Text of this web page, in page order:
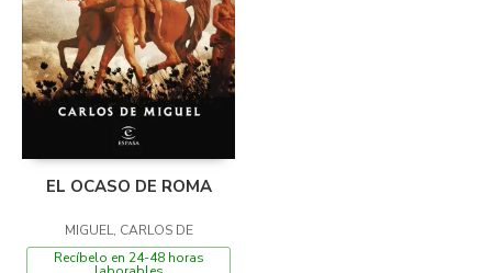
EL OCASO DE ROMA
MIGUEL, CARLOS DE
Recíbelo en 24-48 horas